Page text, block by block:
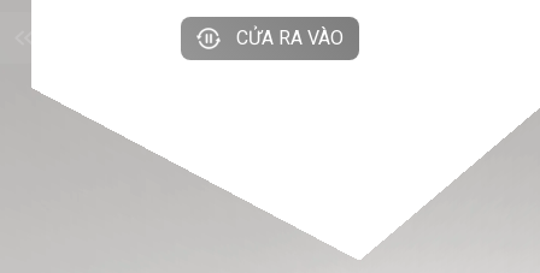
CỬA RA VÀO